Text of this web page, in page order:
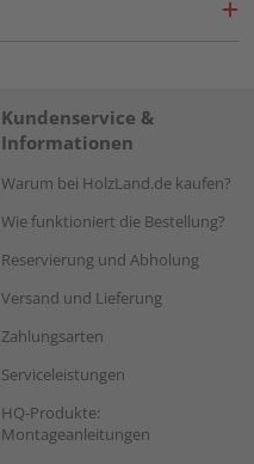
Kundenservice &
Informationen
Warum bei HolzLand.de kaufen?
Wie funktioniert die Bestellung?
Reservierung und Abholung
Versand und Lieferung
Zahlungsarten
Serviceleistungen
HQ-Produkte:
Montageanleitungen